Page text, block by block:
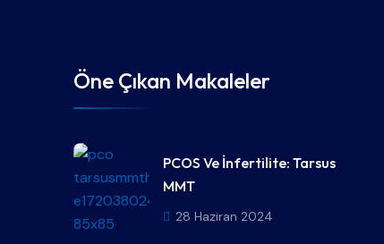
Öne Çıkan Makaleler
PCOS Ve İnfertilite: Tarsus
MMT
28 Haziran 2024